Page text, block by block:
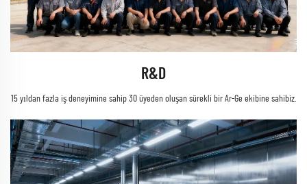
R&D
15 yıldan fazla iş deneyimine sahip 30 üyeden oluşan sürekli bir Ar-Ge ekibine sahibiz.